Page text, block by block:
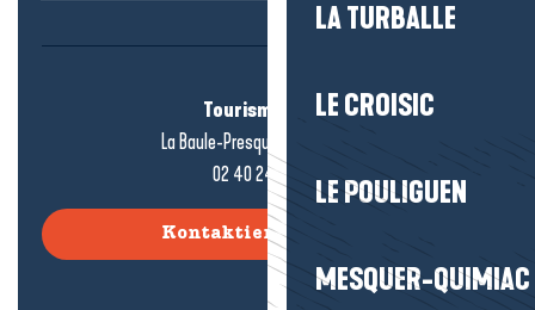
LA TURBALLE
LE CROISIC
LE POULIGUEN
MESQUER-QUIMIAC
Tourismusbüro
La Baule-Presqu'île de Guérande
02 40 24 34 44
Kontaktieren Sie uns